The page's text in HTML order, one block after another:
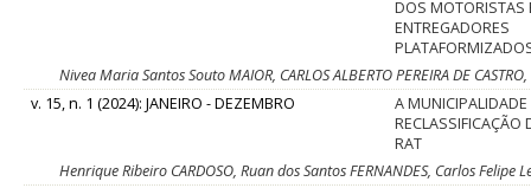
DOS MOTORISTAS
ENTREGADORES
Nivea Maria Santos Souto MAIOR, CARLOS ALBERTO PEREIRA DE CASTRO,
v. 15, n. 1 (2024): JANEIRO - DEZEMBRO
A MUNICIPALIDADE
RECLASSIFICAÇÃO
RAT
Henrique Ribeiro CARDOSO, Ruan dos Santos FERNANDES, Carlos Felipe